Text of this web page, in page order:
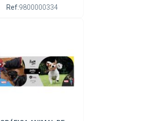
Ref:9800000334